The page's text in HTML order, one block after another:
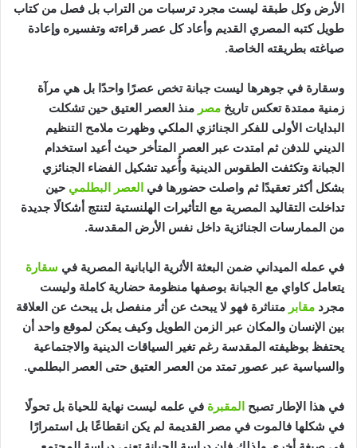
الأرض وكل طبقة ليست مجرد ترسبات من التراب بل فصل من كتاب
طويل كتبه المصري القديم وأعاد كل عصر قراءته وتفسيره وإعادة
صياغته بطريقته الخاصة.
وسقارة في جوهرها ليست جبانة تخص عصرًا واحدًا بل هي مرآة
زمنية ممتدة تعكس تاريخ مصر منذ العصر العتيق حين تشكلت
البدايات الأولى للفكر الجنائزي الملكي وظهرت ملامح التنظيم
الديني للدفن ثم امتدت عبر العصر المتأخر حيث أعيد استخدام
الجبانة وتكثفت الطقوس الدينية وأُعيد تشكيل الفضاء الجنائزي
بشكل أكثر تعقيدًا ثم واصلت حضورها في العصر البطلمي حين
تداخلت التقاليد المصرية مع التأثيرات الهلنستية لتنتج أشكالًا جديدة
من الممارسات الجنائزية داخل نفس الأرض المقدسة.
في عمله الميداني ضمن البعثة الأثرية اليابانية المصرية في سقارة
يتعامل كاواي مع الجبانة بوصفها منظومة حضارية كاملة وليست
مجرد مقابر متناثرة فهو لا يبحث عن أثر منفصل بل يبحث عن العلاقة
بين الإنسان والمكان عبر الزمن الطويل وكيف يمكن لموقع واحد أن
يحتفظ بوظيفته المقدسة رغم تغير السياقات الدينية والاجتماعية
والسياسية عبر عصور تمتد من العصر العتيق حتى العصر البطلمي.
في هذا الإطار تصبح المقبرة في علمه ليست نهاية للحياة بل تحولًا
في شكلها فالموت في مصر القديمة لم يكن انقطاعًا بل استمرارًا